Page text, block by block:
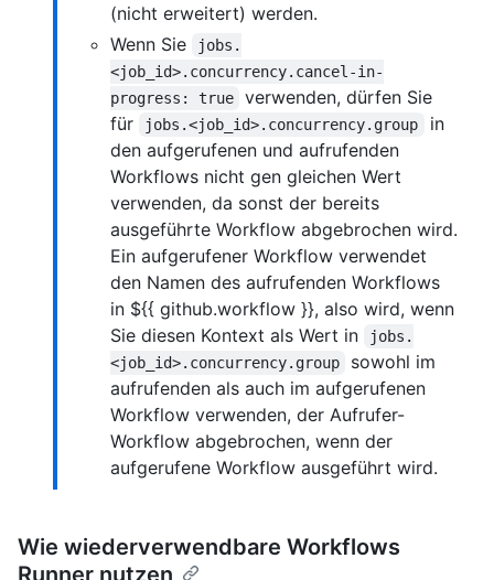
(nicht erweitert) werden.
Wenn Sie
jobs.
<job_id>.concurrency.cancel-in-
progress: true
verwenden, dürfen Sie
für
jobs.<job_id>.concurrency.group
in
den aufgerufenen und aufrufenden
Workflows nicht gen gleichen Wert
verwenden, da sonst der bereits
ausgeführte Workflow abgebrochen wird.
Ein aufgerufener Workflow verwendet
den Namen des aufrufenden Workflows
in ${{ github.workflow }}, also wird, wenn
Sie diesen Kontext als Wert in
jobs.
<job_id>.concurrency.group
sowohl im
aufrufenden als auch im aufgerufenen
Workflow verwenden, der Aufrufer-
Workflow abgebrochen, wenn der
aufgerufene Workflow ausgeführt wird.
Wie wiederverwendbare Workflows
Runner nutzen